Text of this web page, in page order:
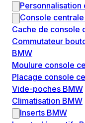
Console
Cache de console
Commutateur
BMW
Moulure console
Placage console
Vide-poches BMW
Climatisation BMW
Inserts BMW